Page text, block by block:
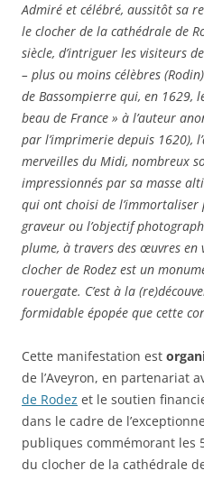
Admiré et célébré, aussitôt sa
le clocher de la cathédrale de
siècle, d’intriguer les visiteurs
– plus ou moins célèbres
de Bassompierre qui, en 1629,
beau de France » à l’auteur
par l’imprimerie depuis 1620),
merveilles du Midi, nombreux
impressionnés par sa masse
qui ont choisi de
graveur ou l’objectif
plume, à travers des œuvres en
clocher de Rodez est un
rouergate. C’est à la
formidable épopée que cette
Cette manifestation est
de l’Aveyron, en partenariat
de Rodez et le soutien
dans le cadre de
publiques commémorant les
du clocher de la cathédrale